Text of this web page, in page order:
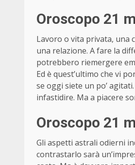
Oroscopo 21
Lavoro o vita privata, una
una relazione. A fare la
potrebbero riemergere
Ed è quest’ultimo che vi
se oggi siete un po’
infastidire. Ma a piacere
Oroscopo 21
Gli aspetti astrali odierni
contrastarlo sarà